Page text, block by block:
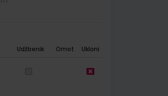
Udžbenik Omot Ukloni